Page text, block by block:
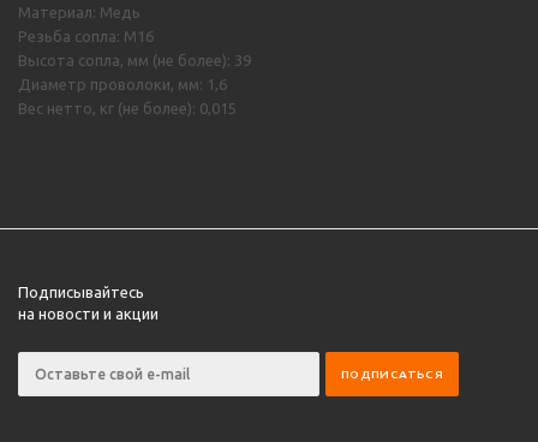
Материал: Медь
Резьба сопла: М16
Высота сопла, мм (не более): 39
Диаметр проволоки, мм: 1,6
Вес нетто, кг (не более): 0,015
Подписывайтесь
на новости и акции